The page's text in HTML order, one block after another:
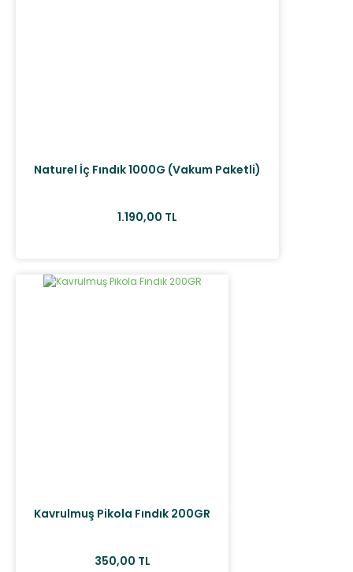
Naturel İç Fındık 1000G (Vakum Paketli)
1.190,00 TL
Kavrulmuş Pikola Fındık 200GR
350,00 TL